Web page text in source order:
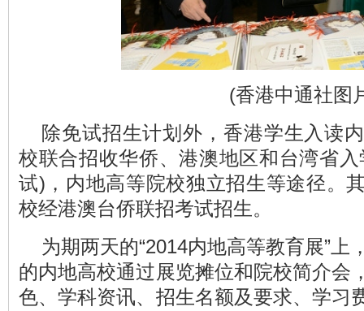
(香港中通社图
除免试招生计划外，香港学生入读
校联合招收华侨、港澳地区和台湾省
试)，内地高等院校独立招生等途径。
校经港澳台侨联招考试招生。
为期两天的“2014内地高等教育展”上
的内地高校通过展览摊位和院校简介会
色、学科资讯、招生名额及要求、学习